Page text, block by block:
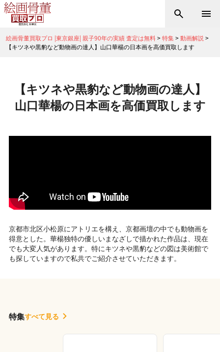
絵画骨董買取プロ |東京銀座| 親子90年の実績 査定は無料>特集>動画解説 >
【キツネや黒豹など動物画の達人】山口華楊の日本画を高価買取します
【キツネや黒豹など動物画の達人】
山口華楊の日本画を高価買取します
京都市北区小松原にアトリエを構え、京都画壇の中でも動物画を
得意とした。華楊独特の優しいまなざしで描かれた作品は、現在
でも大変人気があります。特にキツネや黒豹などの図は美術館で
も探していますので私共でご紹介させていただきます。
特集すべて見る